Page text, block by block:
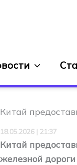
Китай
18.05.2026 | 21:37
Китай
железной